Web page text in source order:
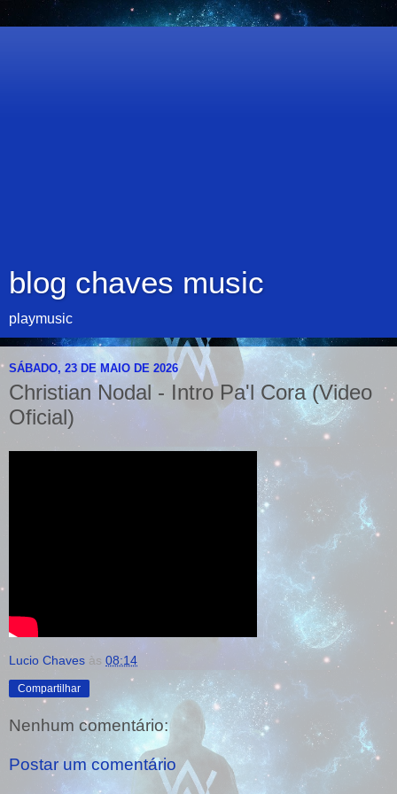
blog chaves music
playmusic
SÁBADO, 23 DE MAIO DE 2026
Christian Nodal - Intro Pa'l Cora (Video
Oficial)
Lucio Chaves às 08:14
Compartilhar
Nenhum comentário:
Postar um comentário